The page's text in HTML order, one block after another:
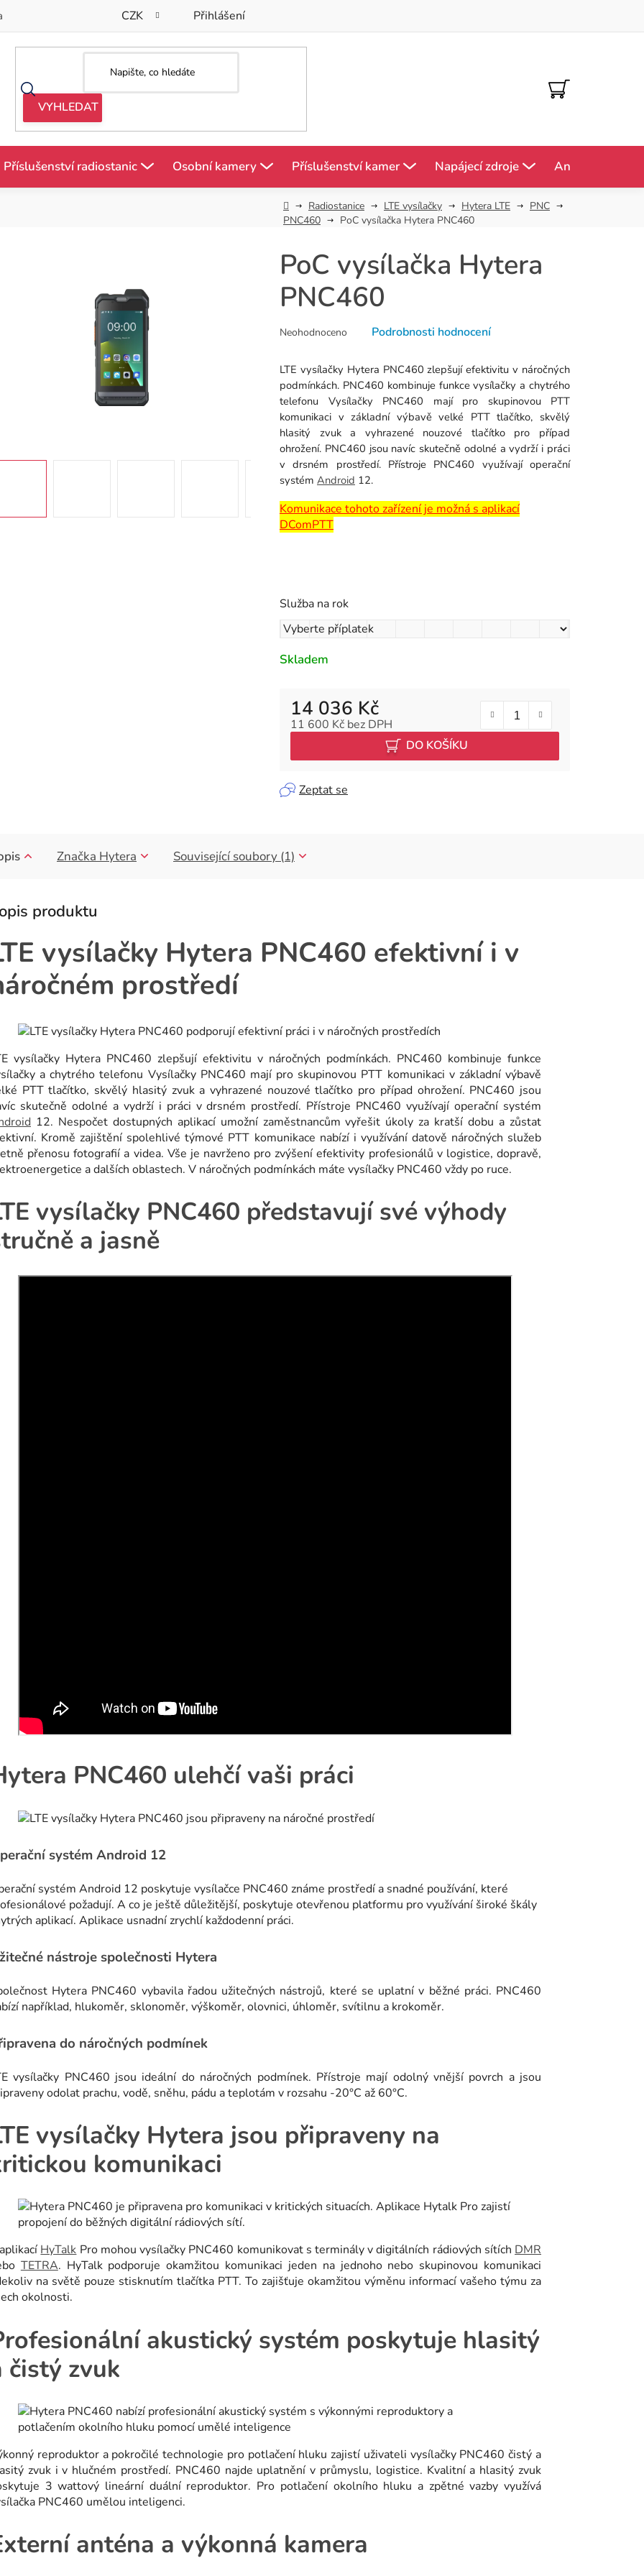
CZK Přihlášení
NÁKUPNÍ
KOŠÍK
Příslušenství radiostanic Osobní kamery Příslušenství kamer Napájecí zdroje Antény
DomůRadiostanice LTE vysílačky Hytera LTE
PNC
PNC460
PoC vysílačka Hytera PNC460
PoC vysílačka Hytera
PNC460
hodnocení
je
0,0
z
5
hvězdiček.
Neohodnoceno Podrobnosti hodnocení
LTE vysílačky Hytera PNC460 zlepšují efektivitu v náročných
podmínkách. PNC460 kombinuje funkce vysílačky a chytrého
telefonu Vysílačky PNC460 mají pro skupinovou PTT
komunikaci v základní výbavě velké PTT tlačítko, skvělý
hlasitý zvuk a vyhrazené nouzové tlačítko pro případ
ohrožení. PNC460 jsou navíc skutečně odolné a vydrží i práci
v drsném prostředí. Přístroje PNC460 využívají operační
systém Android 12.
Komunikace tohoto zařízení je možná s aplikací
DComPTT
Služba na rok
Skladem
14 036 Kč
11 600 Kč bez DPH
Měrná cena:
DO KOŠÍKU
Zeptat se
Související soubory (1)
Značka Hytera
vysílačky Hytera PNC460 efektivní i v
prostředí
vysílačky Hytera PNC460 zlepšují efektivitu v náročných podmínkách. PNC460 kombinuje funkce
a chytrého telefonu Vysílačky PNC460 mají pro skupinovou PTT komunikaci v základní výbavě
PTT tlačítko, skvělý hlasitý zvuk a vyhrazené nouzové tlačítko pro případ ohrožení. PNC460 jsou
skutečně odolné a vydrží i práci v drsném prostředí. Přístroje PNC460 využívají operační systém
12. Nespočet dostupných aplikací umožní zaměstnancům vyřešit úkoly za kratší dobu a zůstat
Kromě zajištění spolehlivé týmové PTT komunikace nabízí i využívání datově náročných služeb
přenosu fotografií a videa. Vše je navrženo pro zvýšení efektivity profesionálů v logistice, dopravě,
a dalších oblastech. V náročných podmínkách máte vysílačky PNC460 vždy po ruce.
vysílačky PNC460 představují své výhody
a jasně
PNC460 ulehčí vaši práci
systém Android 12
systém Android 12 poskytuje vysílačce PNC460 známe prostředí a snadné používání, které
požadují. A co je ještě důležitější, poskytuje otevřenou platformu pro využívání široké škály
aplikací. Aplikace usnadní zrychlí každodenní práci.
nástroje společnosti Hytera
Hytera PNC460 vybavila řadou užitečných nástrojů, které se uplatní v běžné práci. PNC460
například, hlukoměr, sklonoměr, výškoměr, olovnici, úhloměr, svítilnu a krokoměr.
do náročných podmínek
vysílačky PNC460 jsou ideální do náročných podmínek. Přístroje mají odolný vnější povrch a jsou
odolat prachu, vodě, sněhu, pádu a teplotám v rozsahu -20°C až 60°C.
vysílačky Hytera jsou připraveny na
komunikaci
HyTalk Pro mohou vysílačky PNC460 komunikovat s terminály v digitálních rádiových sítích DMR
TETRA. HyTalk podporuje okamžitou komunikaci jeden na jednoho nebo skupinovou komunikaci
na světě pouze stisknutím tlačítka PTT. To zajišťuje okamžitou výměnu informací vašeho týmu za
okolnosti.
akustický systém poskytuje hlasitý
čistý zvuk
reproduktor a pokročilé technologie pro potlačení hluku zajistí uživateli vysílačky PNC460 čistý a
zvuk i v hlučném prostředí. PNC460 najde uplatnění v průmyslu, logistice. Kvalitní a hlasitý zvuk
3 wattový lineární duální reproduktor. Pro potlačení okolního hluku a zpětné vazby využívá
PNC460 umělou inteligenci.
anténa a výkonná kamera